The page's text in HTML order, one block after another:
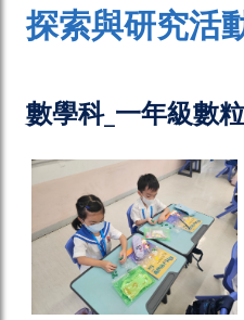
探索與研究活
數學科_一年級數